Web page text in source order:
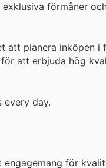
förmåner
att planera inköpen i
att erbjuda hög
every day.
för